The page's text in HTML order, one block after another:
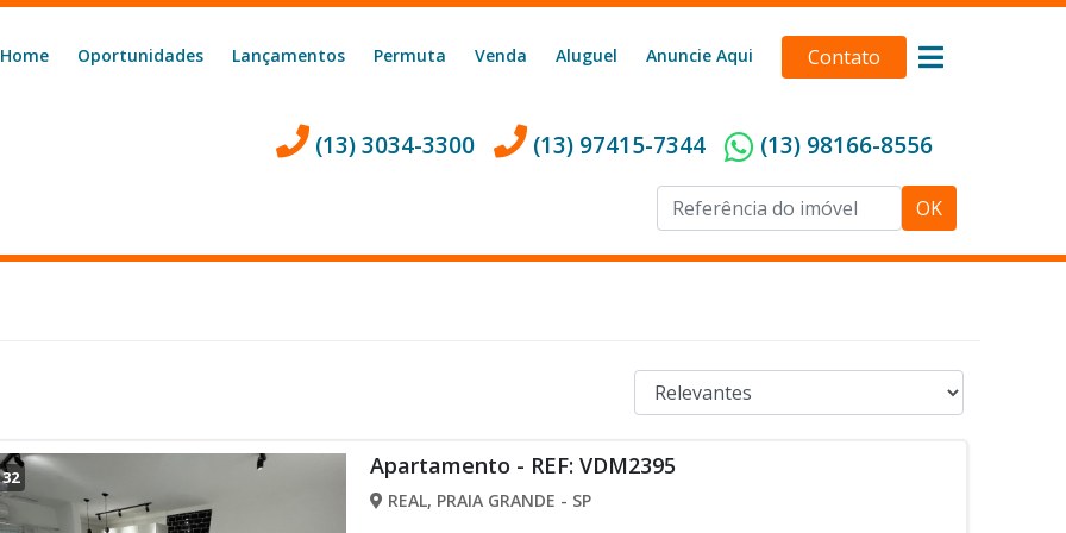
Home Oportunidades Lançamentos Permuta Venda Aluguel Anuncie Aqui Contato
(13) 3034-3300 (13) 97415-7344 (13) 98166-8556
OK
32 Apartamento - REF: VDM2395
REAL, PRAIA GRANDE - SP